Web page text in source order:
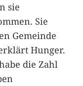
sie
Sie
Gemeinde
Hunger.
die Zahl